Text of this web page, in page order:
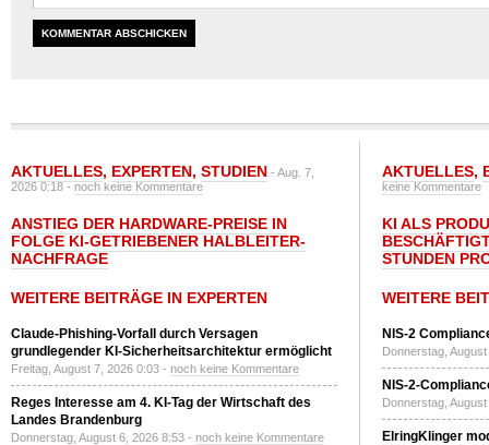
AKTUELLES, EXPERTEN, STUDIEN - Aug. 7,
2026 0:18 -noch keine Kommentare
ANSTIEG DER HARDWARE-PREISE IN
FOLGE KI-GETRIEBENER HALBLEITER-
NACHFRAGE
WEITERE BEITRÄGE IN EXPERTEN
Claude-Phishing-Vorfall durch Versagen
grundlegender KI-Sicherheitsarchitektur ermöglicht
Freitag, August 7, 2026 0:03 - noch keine Kommentare
Reges Interesse am 4. KI-Tag der Wirtschaft des
Landes Brandenburg
Donnerstag, August 6, 2026 8:53 - noch keine Kommentare
AKTUELLES,
keine Kommentare
KI ALS
STUNDEN
WEITERE
NIS-2
Donnerstag,
NIS-2-
Donnerstag,
ElringKlinger